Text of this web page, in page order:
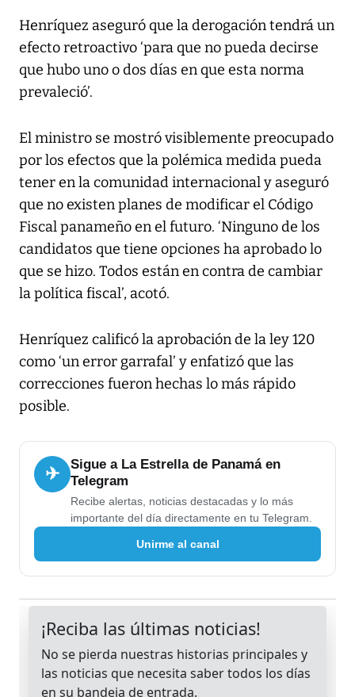
Henríquez aseguró que la derogación tendrá un
efecto retroactivo ‘para que no pueda decirse
que hubo uno o dos días en que esta norma
prevaleció’.
El ministro se mostró visiblemente preocupado
por los efectos que la polémica medida pueda
tener en la comunidad internacional y aseguró
que no existen planes de modificar el Código
Fiscal panameño en el futuro. ‘Ninguno de los
candidatos que tiene opciones ha aprobado lo
que se hizo. Todos están en contra de cambiar
la política fiscal’, acotó.
Henríquez calificó la aprobación de la ley 120
como ‘un error garrafal’ y enfatizó que las
correcciones fueron hechas lo más rápido
posible.
✈
Sigue a La Estrella de Panamá en
Telegram
Recibe alertas, noticias destacadas y lo más
importante del día directamente en tu Telegram.
Unirme al canal